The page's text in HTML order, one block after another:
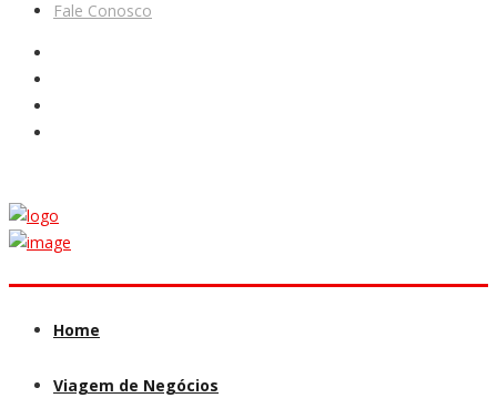
Fale Conosco
Home
Viagem de Negócios